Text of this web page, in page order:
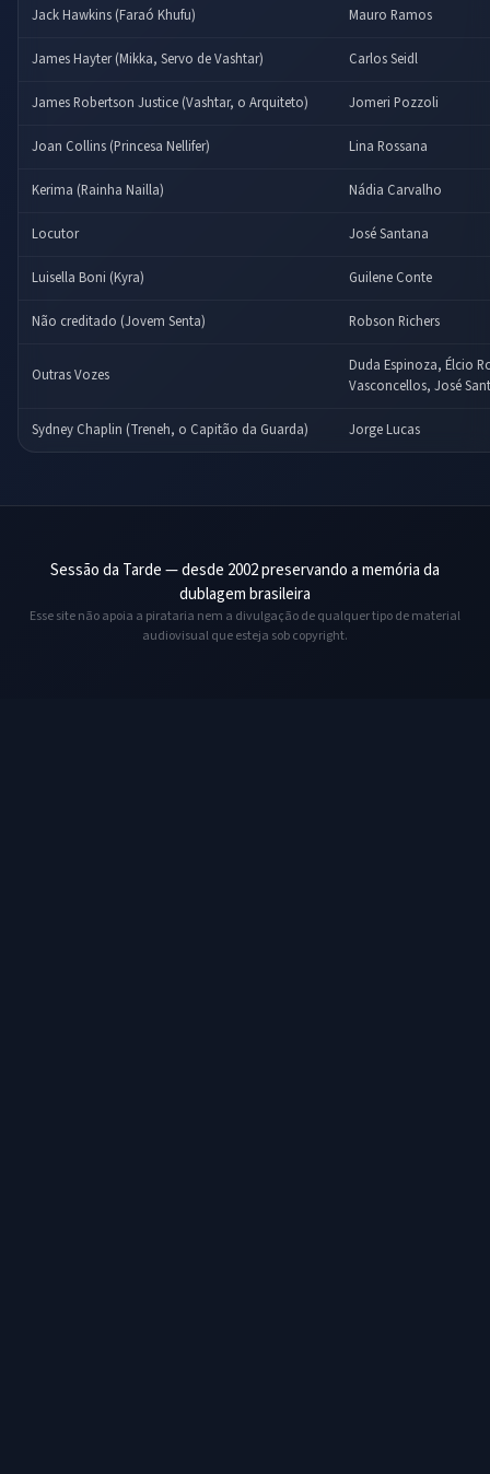
Jack Hawkins (Faraó Khufu) Mauro Ramos
James Hayter (Mikka, Servo de Vashtar) Carlos Seidl
James Robertson Justice (Vashtar, o Arquiteto) Jomeri Pozzoli
Joan Collins (Princesa Nellifer) Lina Rossana
Kerima (Rainha Nailla) Nádia Carvalho
Locutor José Santana
Luisella Boni (Kyra) Guilene Conte
Não creditado (Jovem Senta) Robson Richers
Outras Vozes
Duda Espinoza, Élcio
Vasconcellos, José
Sydney Chaplin (Treneh, o Capitão da Guarda) Jorge Lucas
Sessão da Tarde — desde 2002 preservando a memória da
dublagem brasileira
Esse site não apoia a pirataria nem a divulgação de qualquer tipo de material
audiovisual que esteja sob copyright.